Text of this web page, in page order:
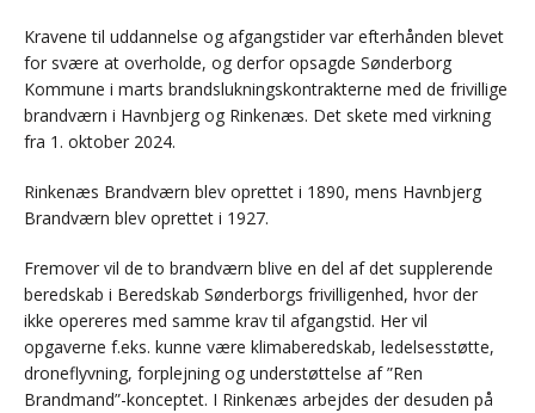
Kravene til uddannelse og afgangstider var efterhånden blevet
for svære at overholde, og derfor opsagde Sønderborg
Kommune i marts brandslukningskontrakterne med de frivillige
brandværn i Havnbjerg og Rinkenæs. Det skete med virkning
fra 1. oktober 2024.
Rinkenæs Brandværn blev oprettet i 1890, mens Havnbjerg
Brandværn blev oprettet i 1927.
Fremover vil de to brandværn blive en del af det supplerende
beredskab i Beredskab Sønderborgs frivilligenhed, hvor der
ikke opereres med samme krav til afgangstid. Her vil
opgaverne f.eks. kunne være klimaberedskab, ledelsesstøtte,
droneflyvning, forplejning og understøttelse af ”Ren
Brandmand”-konceptet. I Rinkenæs arbejdes der desuden på